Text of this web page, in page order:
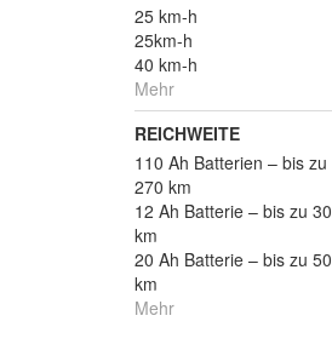
25 km-h
25km-h
40 km-h
Mehr
REICHWEITE
110 Ah Batterien – bis zu
270 km
12 Ah Batterie – bis zu 30
km
20 Ah Batterie – bis zu 50
km
Mehr